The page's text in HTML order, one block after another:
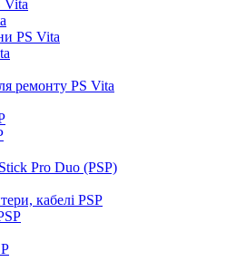
Vita
PS Vita
ремонту PS Vita
Pro Duo (PSP)
кабелі PSP